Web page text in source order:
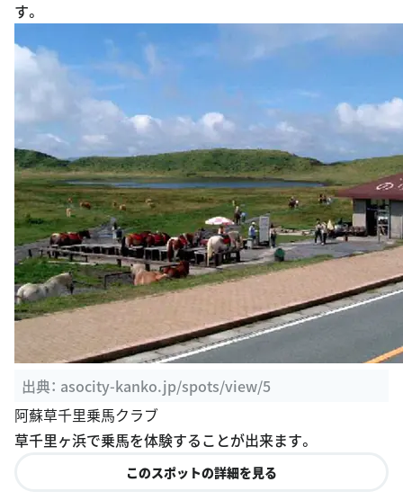
す。
出典： asocity-kanko.jp/spots/view/5
阿蘇草千里乗馬クラブ
草千里ヶ浜で乗馬を体験することが出来ます。
このスポットの詳細を見る